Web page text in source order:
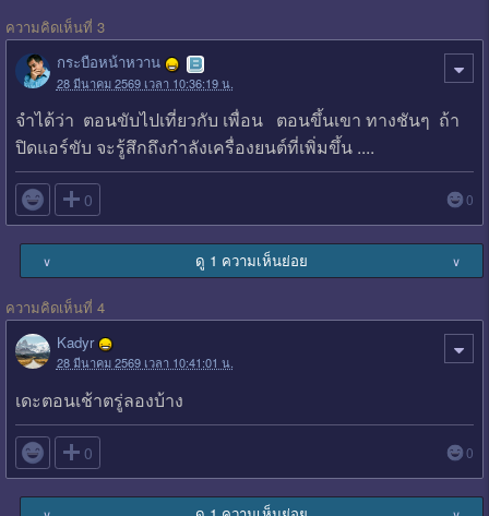
ความคิดเห็นที่ 3
กระบือหน้าหวาน
28 มีนาคม 2569 เวลา 10:36:19 น.
จำได้ว่า ตอนขับไปเที่ยวกับ เพื่อน ตอนขึ้นเขา ทางชันๆ ถ้า
ปิดแอร์ขับ จะรู้สึกถึงกำลังเครื่องยนต์ที่เพิ่มขึ้น ....
 0 0
∨ ดู 1 ความเห็นย่อย ∨
ความคิดเห็นที่ 4
Kadyr
28 มีนาคม 2569 เวลา 10:41:01 น.
เดะตอนเช้าตรู่ลองบ้าง
 0 0